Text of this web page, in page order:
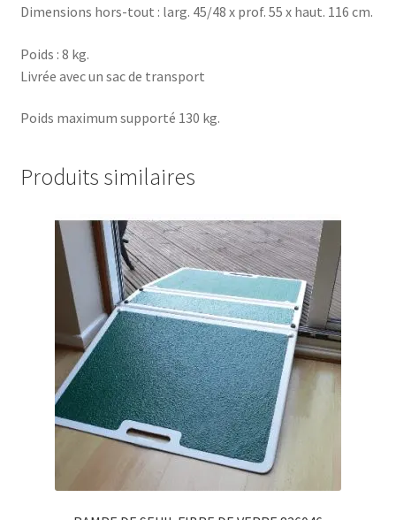
Dimensions hors-tout : larg. 45/48 x prof. 55 x haut. 116 cm.
Poids : 8 kg.
Livrée avec un sac de transport
Poids maximum supporté 130 kg.
Produits similaires